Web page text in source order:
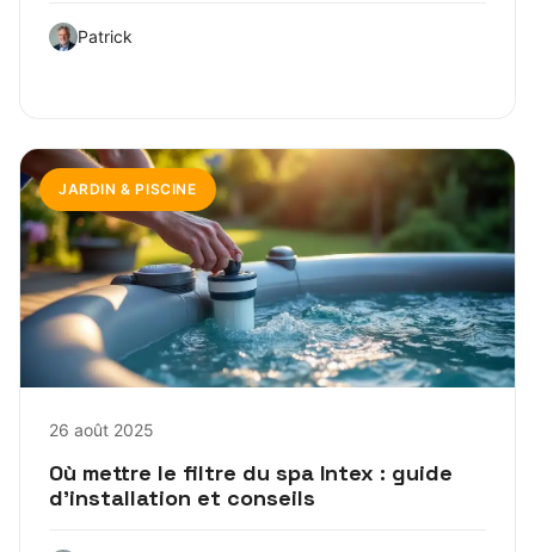
Patrick
JARDIN & PISCINE
26 août 2025
Où mettre le filtre du spa Intex : guide
d’installation et conseils